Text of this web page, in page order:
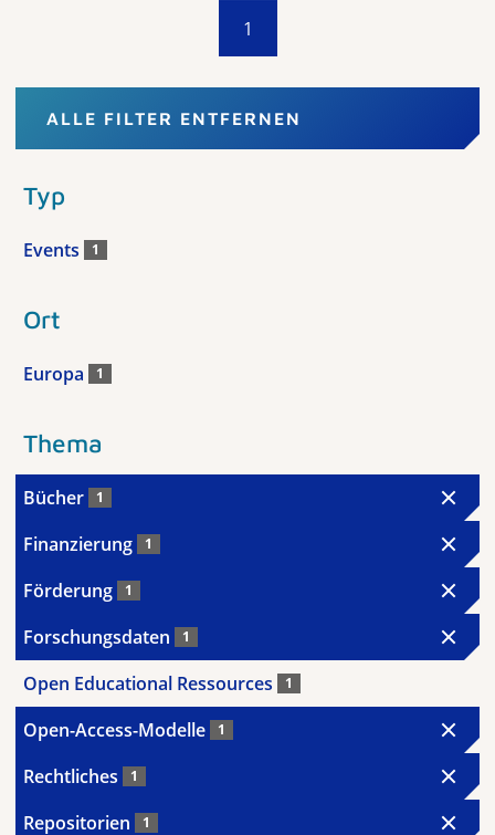
1
ALLE FILTER ENTFERNEN
Typ
Events 1
Ort
Europa 1
Thema
Bücher 1
Finanzierung 1
Förderung 1
Forschungsdaten 1
Open Educational Ressources 1
Open-Access-Modelle 1
Rechtliches 1
Repositorien 1